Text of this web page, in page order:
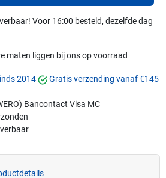
Voor 16:00 besteld, dezelfde dag
maten liggen bij ons op voorraad
2014
Gratis verzending vanaf €145
Bancontact Visa MC